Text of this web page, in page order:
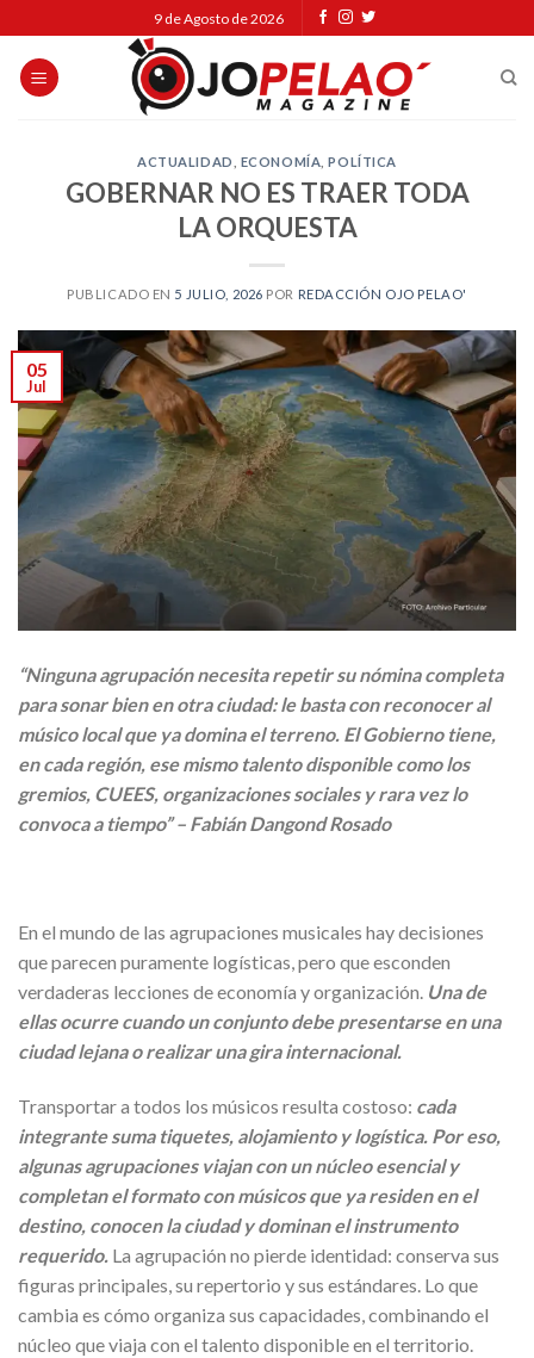
to
content
9 de Agosto de 2026
ACTUALIDAD ECONOMÍA ,POLÍTICA
GOBERNAR NO ES TRAER TODA
LA ORQUESTA
PUBLICADO EN 5 JULIO, 2026 POR REDACCIÓN OJO PELAO'
05
Jul
“Ninguna agrupación necesita repetir su nómina completa
para sonar bien en otra ciudad: le basta con reconocer al
músico local que ya domina el terreno. El Gobierno tiene,
en cada región, ese mismo talento disponible como los
gremios, CUEES, organizaciones sociales y rara vez lo
convoca a tiempo” – Fabián Dangond Rosado
En el mundo de las agrupaciones musicales hay decisiones
que parecen puramente logísticas, pero que esconden
verdaderas lecciones de economía y organización. Una de
ellas ocurre cuando un conjunto debe presentarse en una
ciudad lejana o realizar una gira internacional.
Transportar a todos los músicos resulta costoso: cada
integrante suma tiquetes, alojamiento y logística. Por eso,
algunas agrupaciones viajan con un núcleo esencial y
completan el formato con músicos que ya residen en el
destino, conocen la ciudad y dominan el instrumento
requerido. La agrupación no pierde identidad: conserva sus
figuras principales, su repertorio y sus estándares. Lo que
cambia es cómo organiza sus capacidades, combinando el
núcleo que viaja con el talento disponible en el territorio.